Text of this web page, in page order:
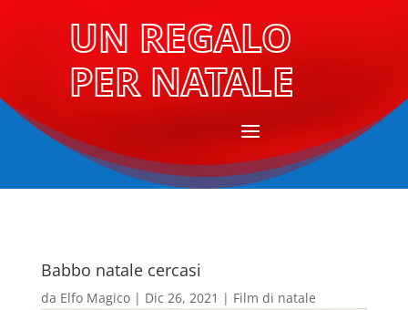
UN REGALO
PER NATALE
Babbo natale cercasi
da Elfo Magico| Dic 26, 2021 | Film di natale